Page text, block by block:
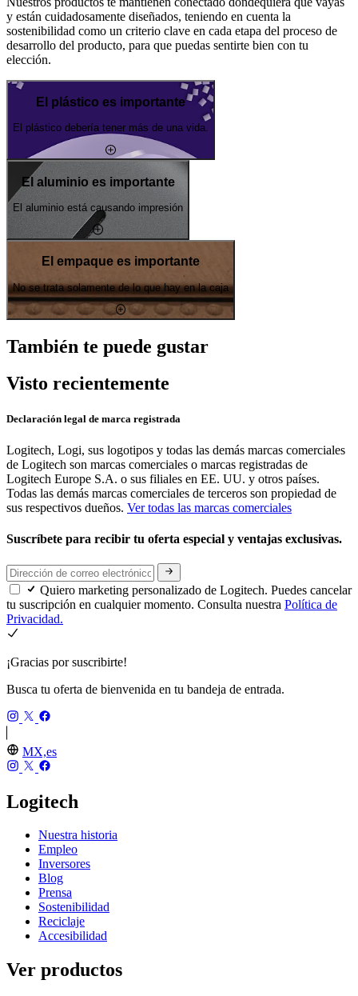
y están cuidadosamente diseñados, teniendo en cuenta la
sostenibilidad como un criterio clave en cada etapa del proceso de
desarrollo del producto, para que puedas sentirte bien con tu
elección.
El plástico es importante
El plástico debería tener más de una vida.
El aluminio es importante
El aluminio está causando impresión
El empaque es importante
No se trata solamente de lo que hay en la caja
También te puede gustar
Visto recientemente
Declaración legal de marca registrada
Logitech, Logi, sus logotipos y todas las demás marcas comerciales
de Logitech son marcas comerciales o marcas registradas de
Logitech Europe S.A. o sus filiales en EE. UU. y otros países.
Todas las demás marcas comerciales de terceros son propiedad de
sus respectivos dueños. Ver todas las marcas comerciales
Suscríbete para recibir tu oferta especial y ventajas exclusivas.
Quiero marketing personalizado de Logitech. Puedes cancelar
tu suscripción en cualquier momento. Consulta nuestra Política de
Privacidad.
¡Gracias por suscribirte!
Busca tu oferta de bienvenida en tu bandeja de entrada.
MX,es
Logitech
Nuestra historia
Empleo
Inversores
Blog
Prensa
Sostenibilidad
Reciclaje
Accesibilidad
Ver productos